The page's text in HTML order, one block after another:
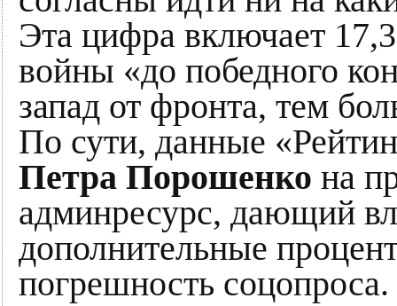
Эта цифра включает
войны «до победного
запад от фронта, тем
По сути, данные
Петра Порошенко на
админресурс, дающий
дополнительные
погрешность соцопроса.